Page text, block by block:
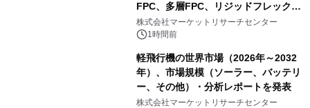
FPC、多層FPC、リジッドフレックス
PCB）・分析レポートを発表
株式会社マーケットリサーチセンター
1時間前
軽飛行機の世界市場（2026年～2032
年）、市場規模（ソーラー、バッテリ
ー、その他）・分析レポートを発表
株式会社マーケットリサーチセンター